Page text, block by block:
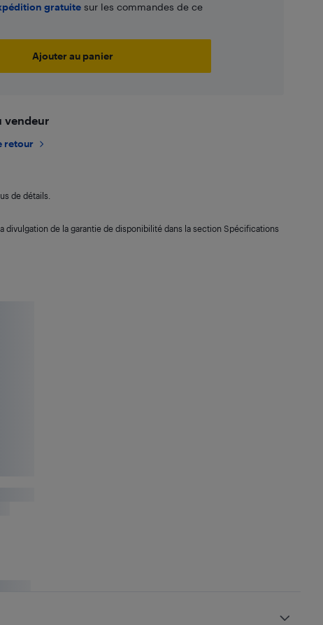
gratuitesur les commandes de ce
Ajouter au panier
vendeur
retour
de détails.
divulgation de la garantie de disponibilité dans la section Spécifications